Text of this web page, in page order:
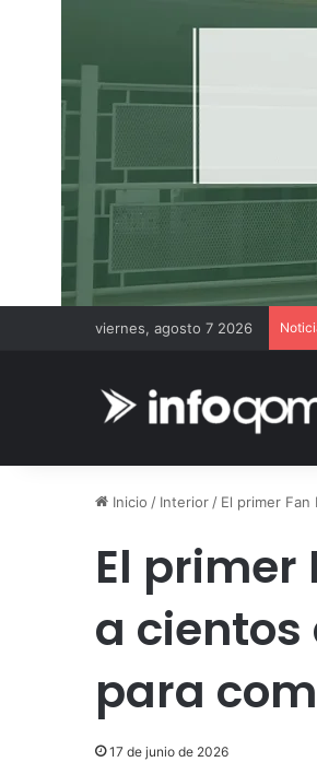
viernes, agosto 7 2026
Inicio / Interior / El primer
El primer
a
para
17 de junio de 2026